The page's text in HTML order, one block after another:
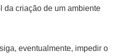
da criação de um ambiente
eventualmente, impedir o